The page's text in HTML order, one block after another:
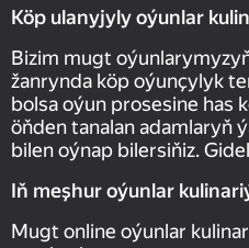
Köp ulanyjyly oýunlar
Bizim mugt
žanrynda köp oýunçylyk
bolsa oýun prosesine has
öňden tanalan adamlaryň
bilen oýnap bilersiňiz.
Iň meşhur oýunlar
Mugt online oýunlar